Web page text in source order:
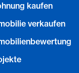
kaufen
verkaufen